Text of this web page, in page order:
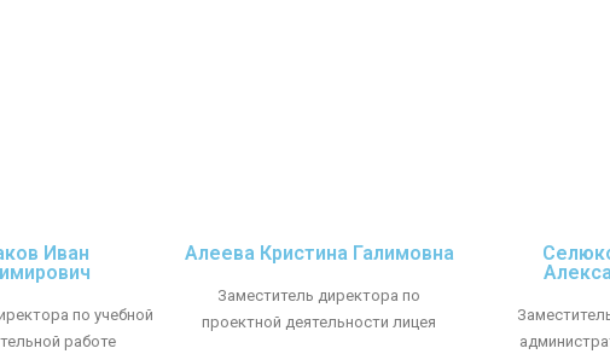
Иван
по учебной
работе
Алеева Кристина Галимовна
Заместитель директора по
проектной деятельности лицея